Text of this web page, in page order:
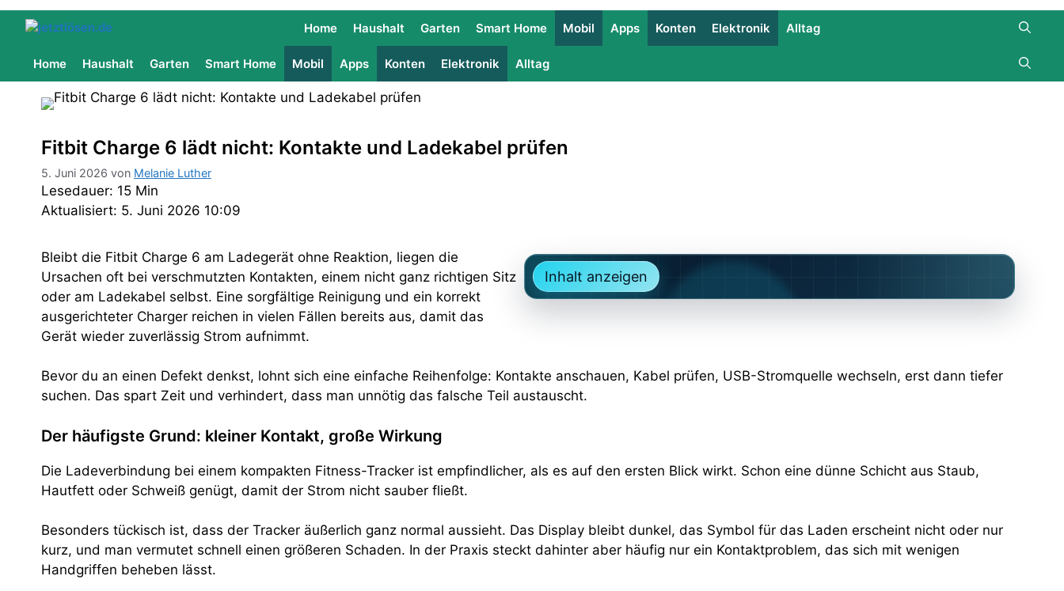
Home Haushalt Garten Smart Home Mobil Apps Konten Elektronik Alltag
Home Haushalt Garten Smart Home Mobil Apps Konten Elektronik Alltag
Fitbit Charge 6 lädt nicht: Kontakte und Ladekabel prüfen
5. Juni 2026 von Melanie Luther
Lesedauer: 15 Min
Aktualisiert: 5. Juni 2026 10:09
Inhalt anzeigen
Bleibt die Fitbit Charge 6 am Ladegerät ohne Reaktion, liegen die
Ursachen oft bei verschmutzten Kontakten, einem nicht ganz richtigen Sitz
oder am Ladekabel selbst. Eine sorgfältige Reinigung und ein korrekt
ausgerichteter Charger reichen in vielen Fällen bereits aus, damit das
Gerät wieder zuverlässig Strom aufnimmt.
Bevor du an einen Defekt denkst, lohnt sich eine einfache Reihenfolge: Kontakte anschauen, Kabel prüfen, USB-Stromquelle wechseln, erst dann tiefer
suchen. Das spart Zeit und verhindert, dass man unnötig das falsche Teil austauscht.
Der häufigste Grund: kleiner Kontakt, große Wirkung
Die Ladeverbindung bei einem kompakten Fitness-Tracker ist empfindlicher, als es auf den ersten Blick wirkt. Schon eine dünne Schicht aus Staub,
Hautfett oder Schweiß genügt, damit der Strom nicht sauber fließt.
Besonders tückisch ist, dass der Tracker äußerlich ganz normal aussieht. Das Display bleibt dunkel, das Symbol für das Laden erscheint nicht oder nur
kurz, und man vermutet schnell einen größeren Schaden. In der Praxis steckt dahinter aber häufig nur ein Kontaktproblem, das sich mit wenigen
Handgriffen beheben lässt.